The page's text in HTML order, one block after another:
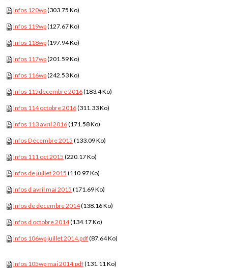
Infos 120wp(303.75 Ko)
Infos 119wp(127.67 Ko)
Infos 118wp(197.94 Ko)
Infos 117wp(201.59 Ko)
Infos 116wp(242.53 Ko)
Infos 115decembre 2016(183.4 Ko)
Infos 114 octobre 2016(311.33 Ko)
Infos 113 avril 2016(171.58 Ko)
Infos Décembre 2015 (133.09 Ko)
Infos 111 oct 2015 (220.17 Ko)
Infos de juillet 2015 (110.97 Ko)
Infos d avril mai 2015 (171.69 Ko)
Infos de decembre 2014(138.16 Ko)
Infos d octobre 2014(134.17 Ko)
Infos 106wp juillet 2014.pdf(87.64 Ko)
Infos 105wp mai 2014.pdf(131.11 Ko)